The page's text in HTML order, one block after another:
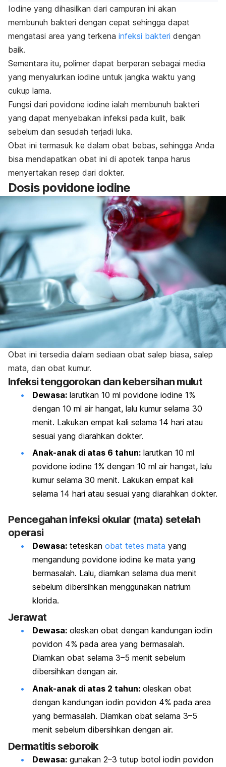
Iodine yang dihasilkan dari campuran ini akan
membunuh bakteri dengan cepat sehingga dapat
mengatasi area yang terkena infeksi bakteri dengan
baik.
Sementara itu, polimer dapat berperan sebagai media
yang menyalurkan iodine untuk jangka waktu yang
cukup lama.
Fungsi dari povidone iodine ialah membunuh bakteri
yang dapat menyebakan infeksi pada kulit, baik
sebelum dan sesudah terjadi luka.
Obat ini termasuk ke dalam obat bebas, sehingga Anda
bisa mendapatkan obat ini di apotek tanpa harus
menyertakan resep dari dokter.
Dosis povidone iodine
Obat ini tersedia dalam sediaan obat salep biasa, salep
mata, dan obat kumur.
Infeksi tenggorokan dan kebersihan mulut
Dewasa: larutkan 10 ml povidone iodine 1%
dengan 10 ml air hangat, lalu kumur selama 30
menit. Lakukan empat kali selama 14 hari atau
sesuai yang diarahkan dokter.
Anak-anak di atas 6 tahun: larutkan 10 ml
povidone iodine 1% dengan 10 ml air hangat, lalu
kumur selama 30 menit. Lakukan empat kali
selama 14 hari atau sesuai yang diarahkan dokter.
Pencegahan infeksi okular (mata) setelah
operasi
Dewasa: teteskan obat tetes mata yang
mengandung povidone iodine ke mata yang
bermasalah. Lalu, diamkan selama dua menit
sebelum dibersihkan menggunakan natrium
klorida.
Jerawat
Dewasa: oleskan obat dengan kandungan iodin
povidon 4% pada area yang bermasalah.
Diamkan obat selama 3–5 menit sebelum
dibersihkan dengan air.
Anak-anak di atas 2 tahun: oleskan obat
dengan kandungan iodin povidon 4% pada area
yang bermasalah. Diamkan obat selama 3–5
menit sebelum dibersihkan dengan air.
Dermatitis seboroik
Dewasa: gunakan 2–3 tutup botol iodin povidon